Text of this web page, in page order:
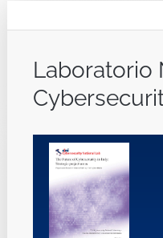
Laboratorio